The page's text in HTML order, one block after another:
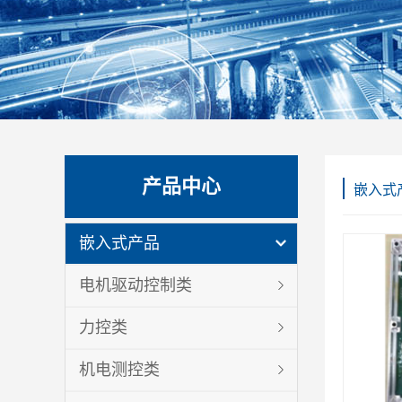
产品中心
嵌入式产品
电机驱动控制类
力控类
机电测控类
嵌入式